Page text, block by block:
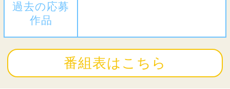
過去の応募
作品
番組表はこちら